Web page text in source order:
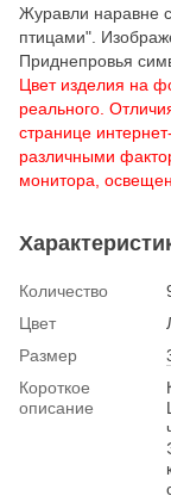
Журавли наравне
птицами".
Приднепровья
Цвет изделия на
реального.
странице
различными
монитора,
Количество
Цвет
Размер
Короткое
описание